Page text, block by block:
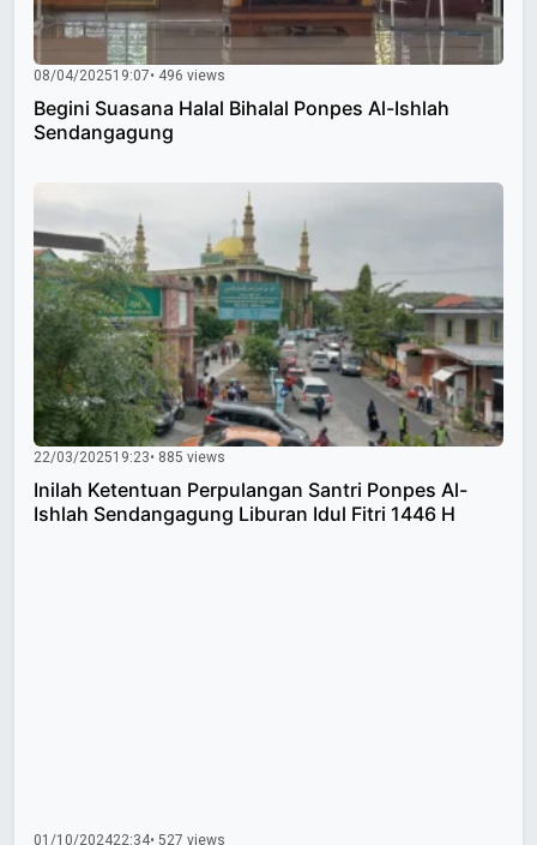
08/04/202519:07• 496 views
Begini Suasana Halal Bihalal Ponpes Al-Ishlah
Sendangagung
22/03/202519:23• 885 views
Inilah Ketentuan Perpulangan Santri Ponpes Al-
Ishlah Sendangagung Liburan Idul Fitri 1446 H
01/10/202422:34• 527 views